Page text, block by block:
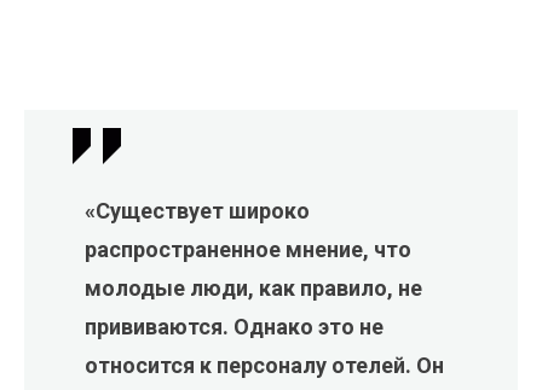
«Существует широко
распространенное мнение, что
молодые люди, как правило, не
прививаются. Однако это не
относится к персоналу отелей. Он